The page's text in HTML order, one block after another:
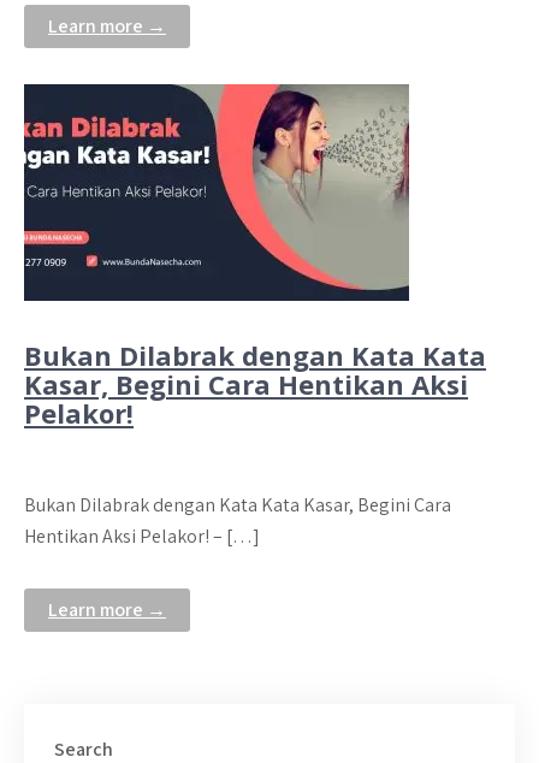
Learn more →
Bukan Dilabrak dengan Kata Kata
Kasar, Begini Cara Hentikan Aksi
Pelakor!
Bukan Dilabrak dengan Kata Kata Kasar, Begini Cara
Hentikan Aksi Pelakor! – […]
Learn more →
Search